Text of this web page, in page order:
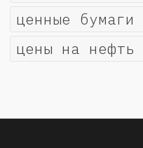
ценные бумаги
цены на нефть